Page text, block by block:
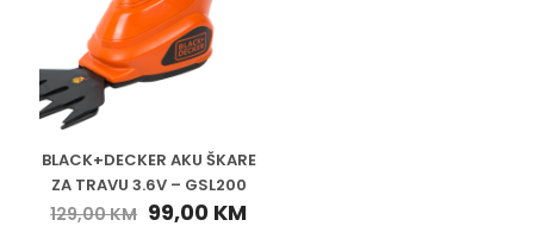
BLACK+DECKER AKU ŠKARE
ZA TRAVU 3.6V – GSL200
129,00KM 99,00 KM